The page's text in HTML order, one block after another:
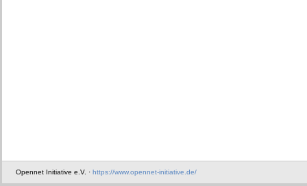
Opennet Initiative e.V. · https://www.opennet-initiative.de/